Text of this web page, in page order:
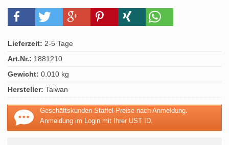
Lieferzeit: 2-5 Tage
Art.Nr.: 1881210
Gewicht: 0.010 kg
Hersteller: Taiwan
Geschäftskunden Staffel-Preise nach Anmeldung.
Anmeldung im Login mit Ihrer UST ID.